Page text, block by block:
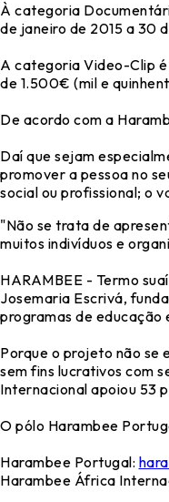
À categoria
de janeiro de 2015 a 30
A categoria Video-Clip
de 1.500€ (mil e
De acordo com a
Daí que sejam
promover a pessoa no
social ou profissional; o
"Não se trata de
muitos indivíduos e
HARAMBEE - Termo
Josemaria Escrivá,
programas de
Porque o projeto não se
sem fins lucrativos com
Internacional apoiou 53
O pólo Harambee
Harambee Portugal:
Harambee África